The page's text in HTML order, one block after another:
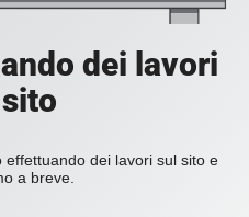
dei lavori
dei lavori sul sito e
a breve.